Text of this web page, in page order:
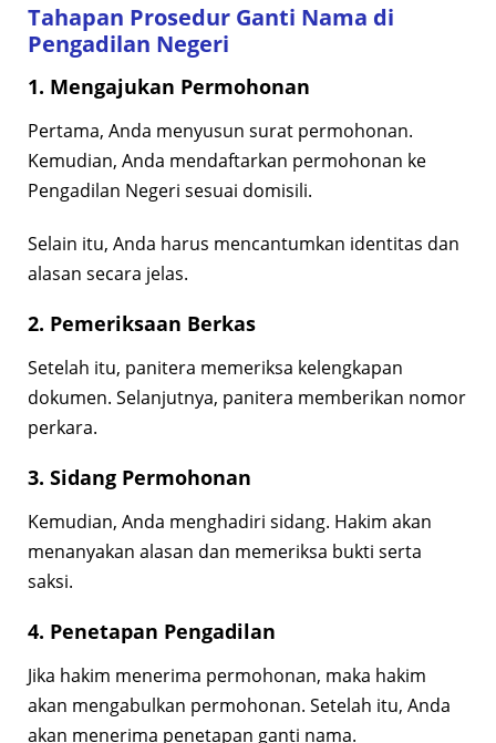
Tahapan Prosedur Ganti Nama di
Pengadilan Negeri
1. Mengajukan Permohonan
Pertama, Anda menyusun surat permohonan.
Kemudian, Anda mendaftarkan permohonan ke
Pengadilan Negeri sesuai domisili.
Selain itu, Anda harus mencantumkan identitas dan
alasan secara jelas.
2. Pemeriksaan Berkas
Setelah itu, panitera memeriksa kelengkapan
dokumen. Selanjutnya, panitera memberikan nomor
perkara.
3. Sidang Permohonan
Kemudian, Anda menghadiri sidang. Hakim akan
menanyakan alasan dan memeriksa bukti serta
saksi.
4. Penetapan Pengadilan
Jika hakim menerima permohonan, maka hakim
akan mengabulkan permohonan. Setelah itu, Anda
akan menerima penetapan ganti nama.